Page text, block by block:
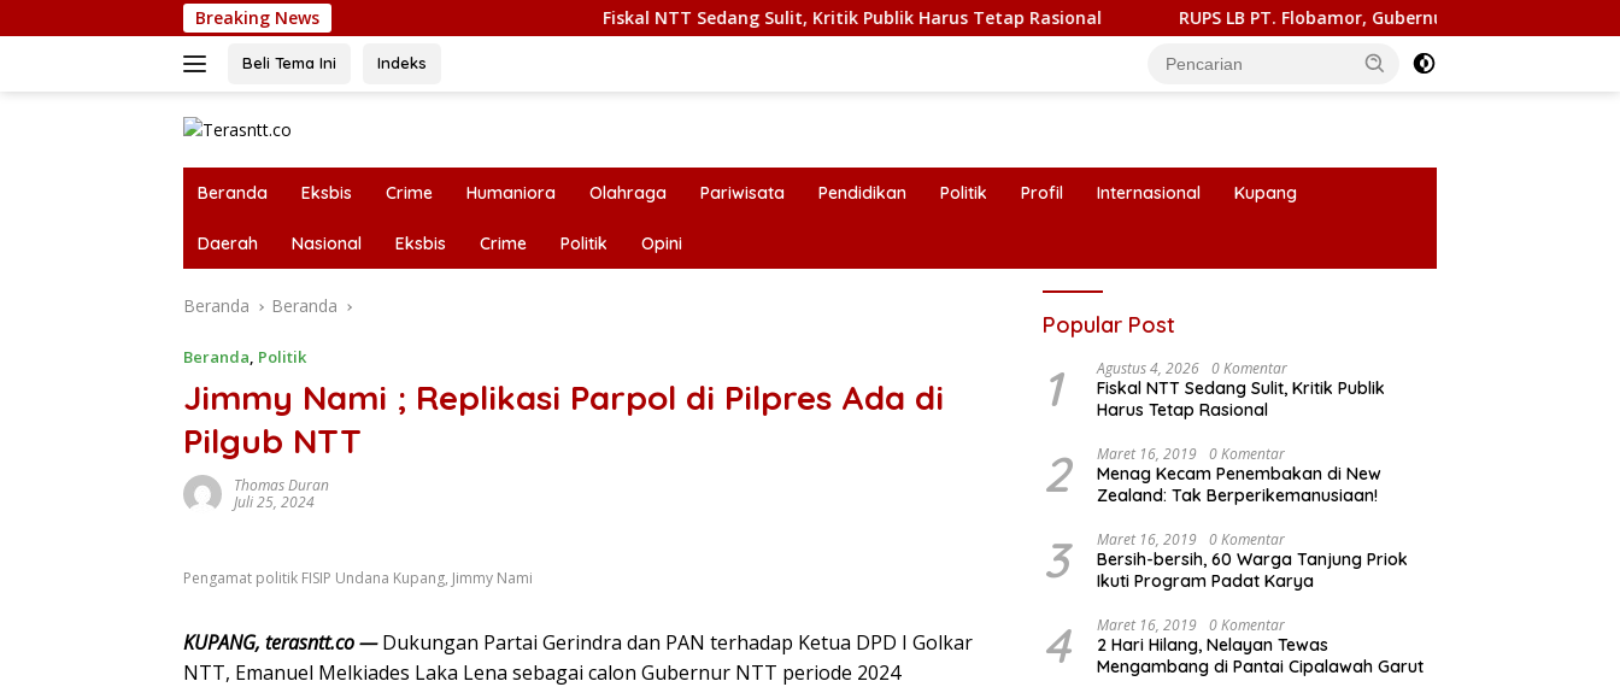
ke
Breaking News Fiskal NTT Sedang Sulit, Kritik Publik Harus Tetap Rasional RUPS LB PT. Flobamor, Gubernur Melki Ingatkan Jangan
Beli Tema Ini Indeks
Beranda Eksbis Crime Humaniora Olahraga Pariwisata Pendidikan Politik Profil Internasional Kupang
Daerah Nasional Eksbis Crime Politik Opini
Beranda Beranda
Beranda, Politik
Jimmy Nami ; Replikasi Parpol di Pilpres Ada di
Pilgub NTT
Thomas Duran
Juli 25, 2024
Pengamat politik FISIP Undana Kupang, Jimmy Nami
KUPANG, terasntt.co —Dukungan Partai Gerindra dan PAN terhadap Ketua DPD I Golkar
NTT, Emanuel Melkiades Laka Lena sebagai calon Gubernur NTT periode 2024
Popular Post
1 Agustus 4, 2026 0 Komentar
Fiskal NTT Sedang Sulit, Kritik Publik
Harus Tetap Rasional
2 Maret 16, 2019 0 Komentar
Menag Kecam Penembakan di New
Zealand: Tak Berperikemanusiaan!
3 Maret 16, 2019 0 Komentar
Bersih-bersih, 60 Warga Tanjung Priok
Ikuti Program Padat Karya
4 Maret 16, 2019 0 Komentar
2 Hari Hilang, Nelayan Tewas
Mengambang di Pantai Cipalawah Garut